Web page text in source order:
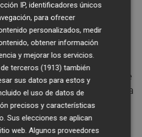
precisa"
el fallo, la CAM suscribió
financiero deuda
(12 títulos por importe
"indicándole que cumplía
de que se solicitaba,
inveraz". El
más documentación que
IP, identificadores únicos
para ofrecer
personalizados, medir
obtener información
y mejorar los servicios.
terceros (1913) también
sus datos para estos y
el uso de datos de
precisos y características
Sus elecciones se aplican
web. Algunos proveedores